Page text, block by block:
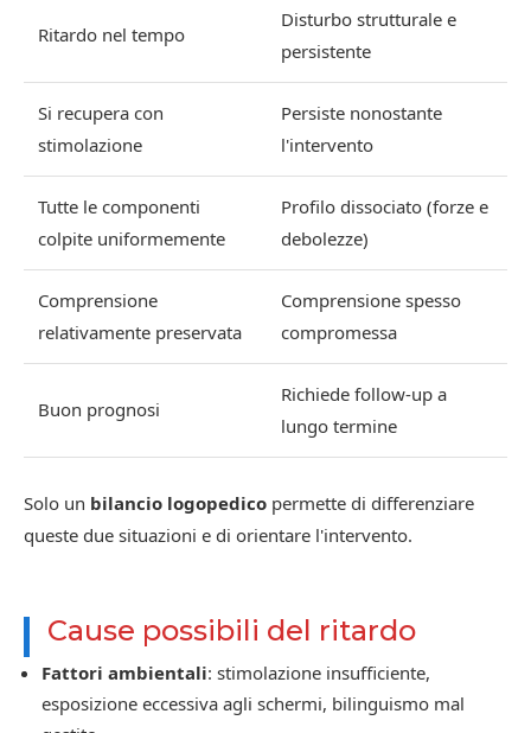
Ritardo nel tempo
Disturbo strutturale e
persistente
Si recupera con
stimolazione
Persiste nonostante
l'intervento
Tutte le componenti
colpite uniformemente
Profilo dissociato (forze e
debolezze)
Comprensione
relativamente preservata
Comprensione spesso
compromessa
Buon prognosi
Richiede follow-up a
lungo termine
Solo un bilancio logopedico permette di differenziare
queste due situazioni e di orientare l'intervento.
Cause possibili del ritardo
Fattori ambientali: stimolazione insufficiente,
esposizione eccessiva agli schermi, bilinguismo mal